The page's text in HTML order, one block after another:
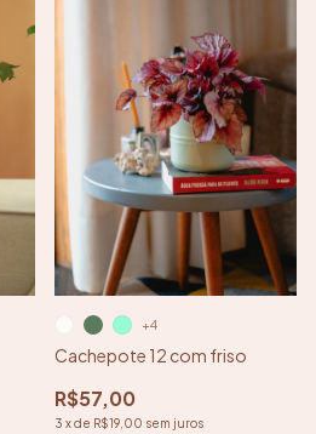
Cachepote 12 com friso
R$57,00
3 xde R$19,00 sem juros
+4